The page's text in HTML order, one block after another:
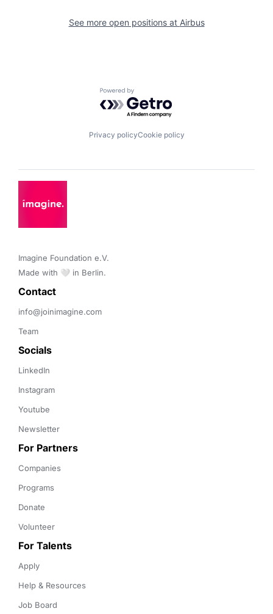
See more open positions at Airbus
Powered by Getro.com
Privacy policyCookie policy
Imagine Foundation e.V.
Made with 🤍 in Berlin.
Contact
info@joinimagine.com
Team
Socials
LinkedIn
Instagram
Youtube
Newsletter
For Partners
Companies
Programs
Donate
Volunteer
For Talents
Apply
Help & Resources
Job Board